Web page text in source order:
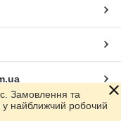
Замовлення та
у найближчий робочий